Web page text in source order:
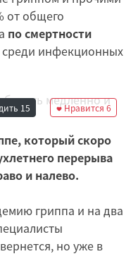
от общего
по смертности
среди инфекционных
Нравится6
15
который скоро
перерыва
и налево.
гриппа и на два
но уже в